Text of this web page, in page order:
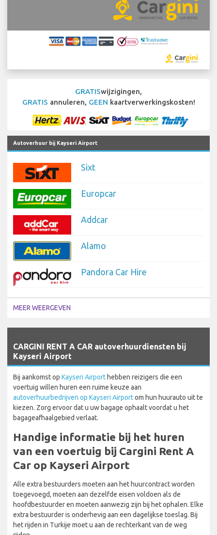
GRATISwijzigingen,
GRATIS annuleren, GEEN kaartverwerkingskosten!
Autoverhuur bij Kayseri Airport
Sixt
Europcar
Addcar
Alamo
Pandora Car Hire
MEER WEERGEVEN
CARGINI RENT A CAR autoverhuurdiensten bij
Kayseri Airport
Bij aankomst op Kayseri Airporthebben reizigers die een
voertuig willen huren een ruime keuze aan
autoverhuurbedrijven op Kayseri Airportom hun huurauto uit te
kiezen. Zorg ervoor dat u uw bagage ophaalt voordat u het
bagageafhaalgebied verlaat.
Handige informatie bij het huren
van een voertuig bij Cargini Rent A
Car op Kayseri Airport
Alle extra bestuurders moeten aan het huurcontract worden
toegevoegd, moeten aan dezelfde eisen voldoen als de
hoofdbestuurder en moeten aanwezig zijn bij het ophalen. Elke
extra bestuurder is onderhevig aan een dagelijkse toeslag. Bij
het rijden in Turkije moet u aan de rechterkant van de weg